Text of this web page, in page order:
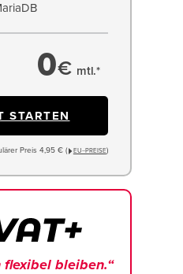
0€ mtl.*
STARTEN
Preis 4,95 € ( EU−PREISE)
flexibel bleiben.“